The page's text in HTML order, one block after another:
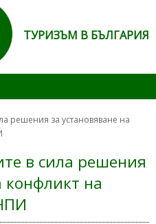
ТУРИЗЪМ В БЪЛГАРИЯ
решения за установяване на
в сила решения
конфликт на